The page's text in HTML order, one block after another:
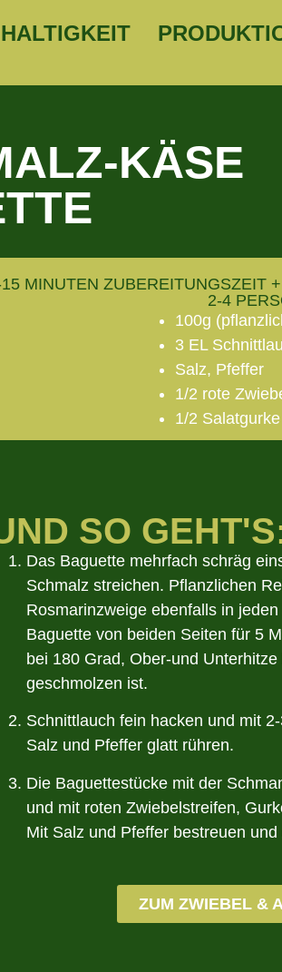
KÄSE
MINUTEN ZUBEREITUNGSZEIT
2-4
100g
3 EL
Salz, Pfeffer
1/2 rote
1/2 Salatgurke
SO
Das Baguette mehrfach schräg
Schmalz streichen. Pflanzlichen
Rosmarinzweige ebenfalls in
Baguette von beiden Seiten für 5
bei 180 Grad, Ober-und
geschmolzen ist.
Schnittlauch fein hacken und mit
Salz und Pfeffer glatt rühren.
Die Baguettestücke mit der
und mit roten Zwiebelstreifen,
Mit Salz und Pfeffer bestreuen
ZUM ZWIEBEL &